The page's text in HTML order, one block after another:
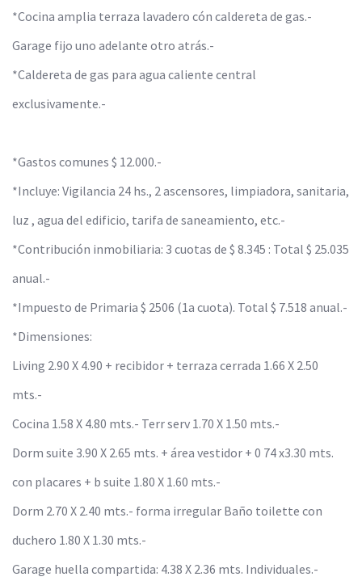
*Cocina amplia terraza lavadero cón caldereta de gas.-
Garage fijo uno adelante otro atrás.-
*Caldereta de gas para agua caliente central
exclusivamente.-
*Gastos comunes $ 12.000.-
*Incluye: Vigilancia 24 hs., 2 ascensores, limpiadora, sanitaria,
luz , agua del edificio, tarifa de saneamiento, etc.-
*Contribución inmobiliaria: 3 cuotas de $ 8.345 : Total $ 25.035
anual.-
*Impuesto de Primaria $ 2506 (1a cuota). Total $ 7.518 anual.-
*Dimensiones:
Living 2.90 X 4.90 + recibidor + terraza cerrada 1.66 X 2.50
mts.-
Cocina 1.58 X 4.80 mts.- Terr serv 1.70 X 1.50 mts.-
Dorm suite 3.90 X 2.65 mts. + área vestidor + 0 74 x3.30 mts.
con placares + b suite 1.80 X 1.60 mts.-
Dorm 2.70 X 2.40 mts.- forma irregular Baño toilette con
duchero 1.80 X 1.30 mts.-
Garage huella compartida: 4.38 X 2.36 mts. Individuales.-